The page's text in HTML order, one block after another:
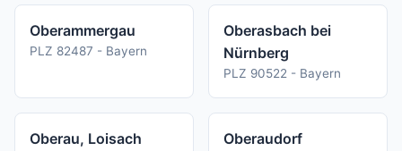
Oberammergau
PLZ 82487 - Bayern
Oberasbach bei
Nürnberg
PLZ 90522 - Bayern
Oberau, Loisach Oberaudorf